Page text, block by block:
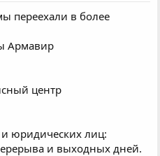
лпереехали в более
Армавир
центр
юридических лиц:
и выходных дней.